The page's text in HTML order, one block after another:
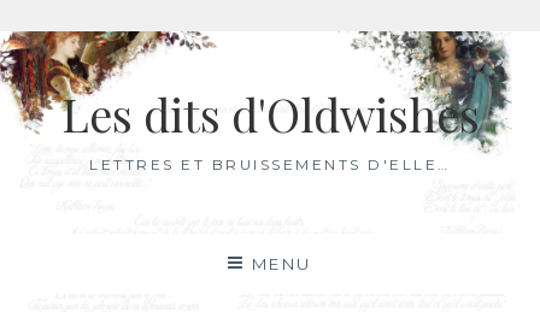
Aller
au
contenuLes dits d'Oldwishes
LETTRES ET BRUISSEMENTS D'ELLE…
MENU